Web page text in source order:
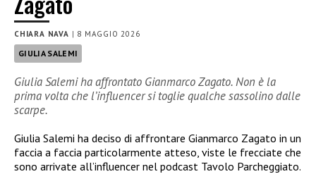
CHIARA NAVA | 8 MAGGIO 2026
GIULIA SALEMI
Giulia Salemi ha affrontato Gianmarco Zagato. Non è la
prima volta che l’influencer si toglie qualche sassolino dalle
scarpe.
Giulia Salemi ha deciso di affrontare Gianmarco Zagato in un
faccia a faccia particolarmente atteso, viste le frecciate che
sono arrivate all’influencer nel podcast Tavolo Parcheggiato.